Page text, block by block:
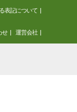
表記について
せ 運営会社